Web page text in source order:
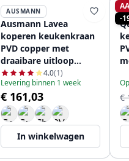
AUSMANN
Ausmann Lavea
koperen keukenkraan
PVD copper met
draaibare uitloop
12089571324.0(1)
Levering binnen 1 week
€ 161,03
In winkelwagen
-
€